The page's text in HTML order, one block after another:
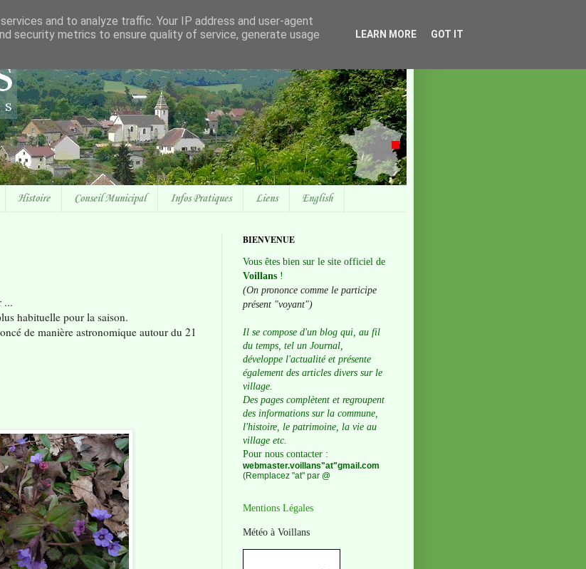
Histoire Conseil Municipal Infos Pratiques Liens English
...
habituelle pour la saison.
de manière astronomique autour du 21
BIENVENUE
Vous êtes bien sur le site officiel de
Voillans !
(On prononce comme le participe
présent "voyant")
Il se compose d'un blog qui, au fil
du temps, tel un Journal,
développe l'actualité et présente
également des articles divers sur le
village.
Des pages complètent et regroupent
des informations sur la commune,
l'histoire, le patrimoine, la vie au
village etc.
Pour nous contacter :
webmaster.voillans"at"gmail.com
(Remplacez "at" par @
Mentions Légales
Météo à Voillans
and to analyze traffic. Your IP address and user-agent
security metrics to ensure quality of service, generate usage
LEARN MORE GOT IT